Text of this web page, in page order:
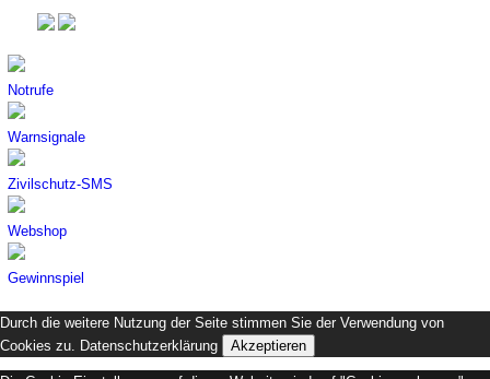
Notrufe
Warnsignale
Zivilschutz-SMS
Webshop
Gewinnspiel
Durch die weitere Nutzung der Seite stimmen Sie der Verwendung von
Cookies zu. Datenschutzerklärung Akzeptieren